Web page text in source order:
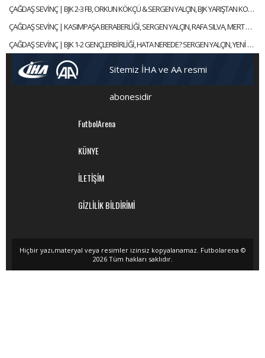
ÇAĞDAŞ SEVİNÇ | BJK 2-3 FB, ORKUN KÖKÇÜ & SERGEN YALÇIN, BJK YARIŞTAN KOPTU MU? | GÜNDEM BEŞİKTAŞ
ÇAĞDAŞ SEVİNÇ | KASIMPAŞA BERABERLİĞİ, SERGEN YALÇIN, RAFA SILVA, MERT GÜNOK | GÜNDEM BEŞİKTAŞ
ÇAĞDAŞ SEVİNÇ | BJK 1-2 GENÇLERBİRLİĞİ, HATA NEREDE? SERGEN YALÇIN, YENİ KAPTANLAR | GÜNDEM BEŞİKTAŞ
Sitemiz İHA ve AA resmi
abonesidir
FutbolArena
KÜNYE
İLETİŞİM
GİZLİLİK BİLDİRİMİ
Hiçbir yazı,materyal veya resimler izinsiz kopyalanamaz. Futbolarena ©
2026 Tüm hakları saklıdır.